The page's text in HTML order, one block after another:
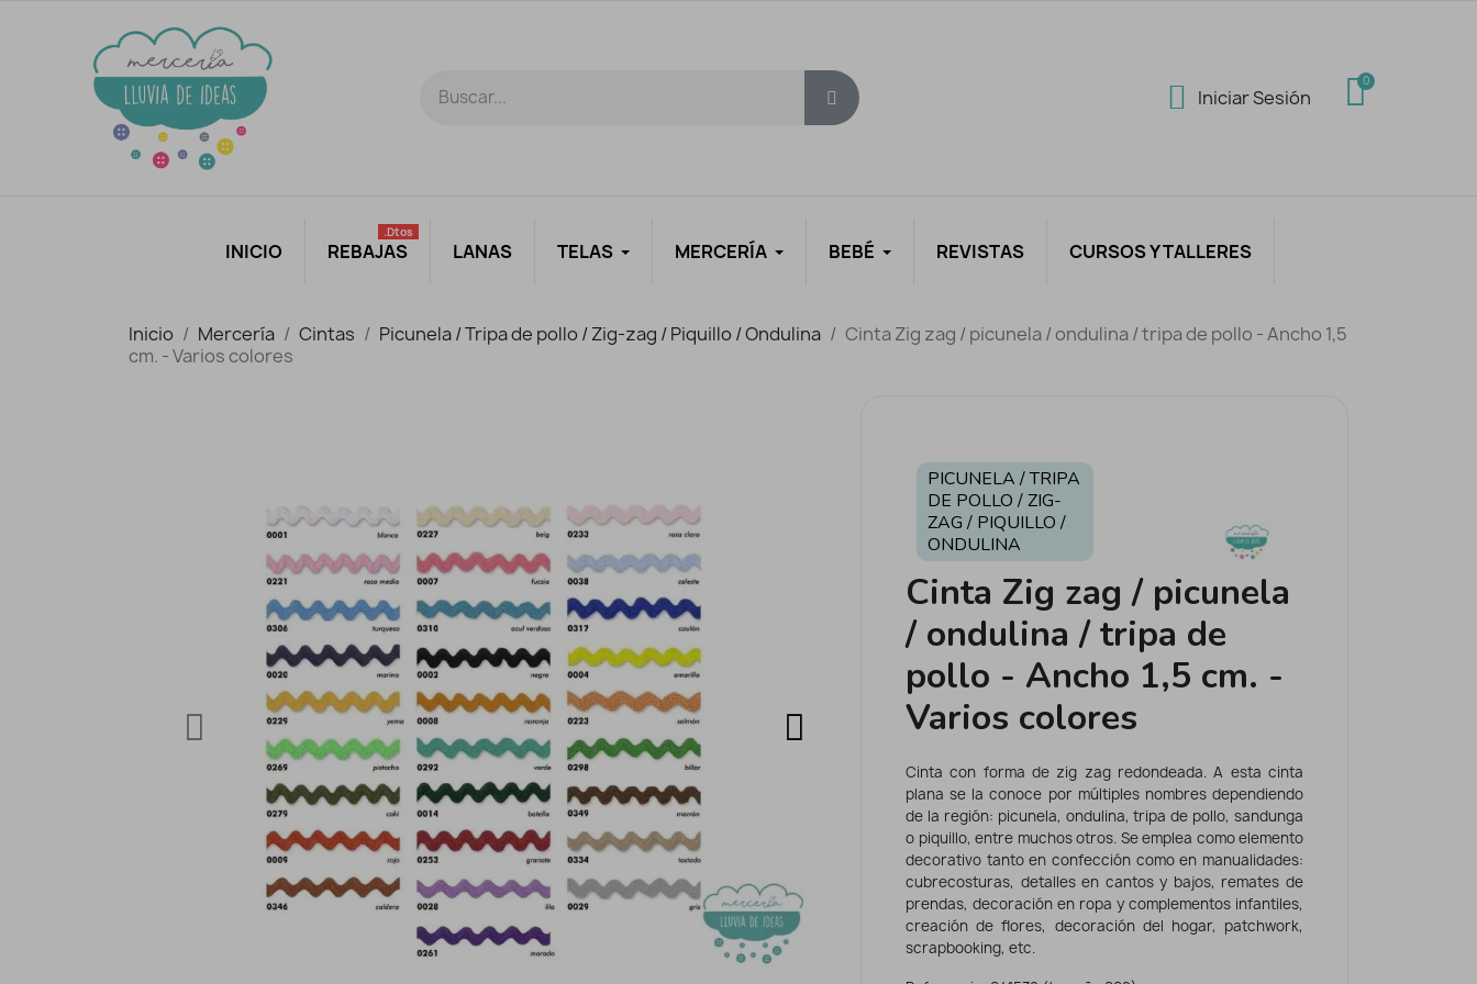
Iniciar Sesión
INICIO REBAJAS
.dtos
LANAS TELAS MERCERÍA BEBÉ REVISTAS CURSOS Y TALLERES
Inicio Mercería Cintas Picunela / Tripa de pollo / Zig-zag / Piquillo / Ondulina
Cinta Zig zag / picunela / ondulina / tripa de pollo - Ancho 1,5
cm. - Varios colores
PICUNELA / TRIPA
DE POLLO / ZIG-
ZAG / PIQUILLO /
ONDULINA
Cinta Zig zag / picunela
/ ondulina / tripa de
pollo - Ancho 1,5 cm. -
Varios colores
Cinta con forma de zig zag redondeada. A esta cinta
plana se la conoce por múltiples nombres dependiendo
de la región: picunela, ondulina, tripa de pollo, sandunga
o piquillo, entre muchos otros. Se emplea como elemento
decorativo tanto en confección como en manualidades:
cubrecosturas, detalles en cantos y bajos, remates de
prendas, decoración en ropa y complementos infantiles,
creación de flores, decoración del hogar, patchwork,
scrapbooking, etc.